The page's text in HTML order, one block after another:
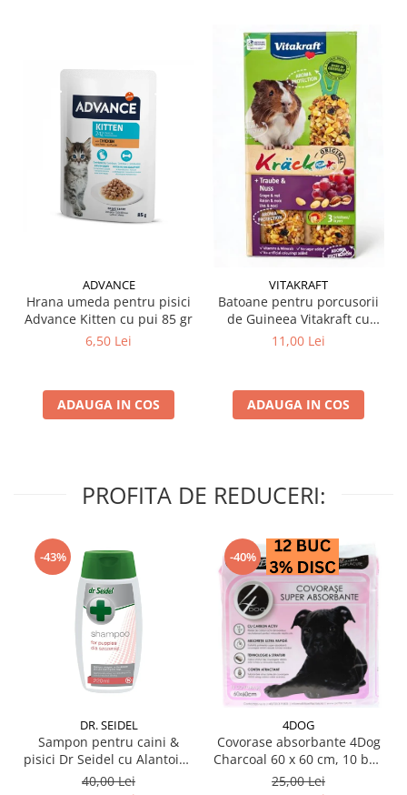
ADVANCE
Hrana umeda pentru pisici
Advance Kitten cu pui 85 gr
6,50 Lei
ADAUGA IN COS
VITAKRAFT
Batoane pentru porcusorii
de Guineea Vitakraft cu
struguri & nuci 2 buc
11,00 Lei
ADAUGA IN COS
PROFITA DE REDUCERI:
-43%
DR. SEIDEL
Sampon pentru caini &
pisici Dr Seidel cu Alantoina
220 ml
40,00 Lei
-40%
4DOG
Covorase absorbante 4Dog
Charcoal 60 x 60 cm, 10 buc
/ pachet
25,00 Lei